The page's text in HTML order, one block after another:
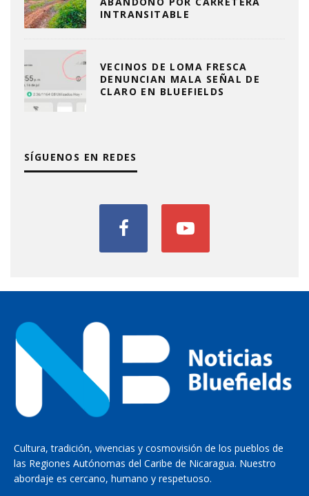
INTRANSITABLE
VECINOS DE LOMA FRESCA
DENUNCIAN MALA SEÑAL DE
CLARO EN BLUEFIELDS
SÍGUENOS EN REDES
Cultura, tradición, vivencias y cosmovisión de los pueblos de
las Regiones Autónomas del Caribe de Nicaragua. Nuestro
abordaje es cercano, humano y respetuoso.